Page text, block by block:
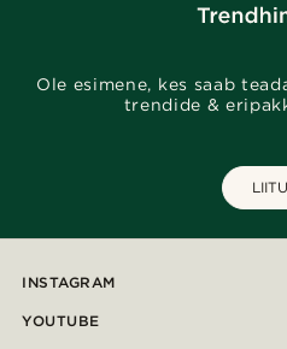
Ole esimene, kes saab
trendide &
LIITU
INSTAGRAM
YOUTUBE